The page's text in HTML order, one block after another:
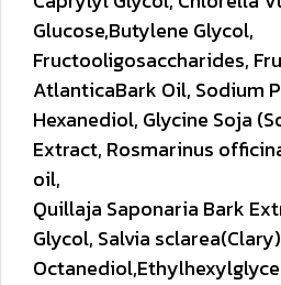
Glucose,Butylene Glycol,
Fructooligosaccharides,
AtlanticaBark Oil, Sodium
Hexanediol, Glycine Soja
Extract, Rosmarinus
oil,
Quillaja Saponaria Bark
Glycol, Salvia sclarea